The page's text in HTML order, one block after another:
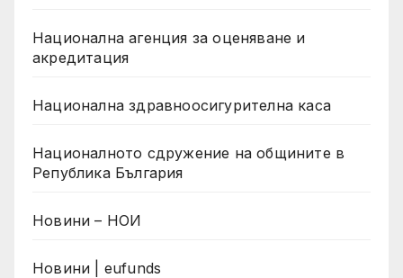
Национална агенция за оценяване и
акредитация
Национална здравноосигурителна каса
Националното сдружение на общините в
Република България
Новини – НОИ
Новини | eufunds